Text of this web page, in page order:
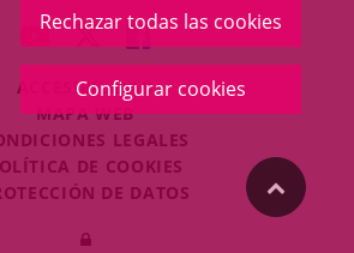
Rechazar todas las cookies
Configurar cookies
ventana
nueva.
ENLACE
A
UNA
APLICACIÓN
EXTERNA.
ENLACE
A
UNA
APLICACIÓN
EXTERNA.
ENLACE
A
UNA
EXTERNA.
ACCESIBILIDAD
MAPA WEB
LEGALES
DE COOKIES
DE DATOS
Iniciar
"Volver